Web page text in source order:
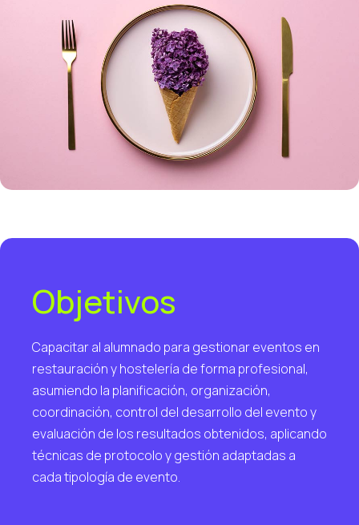
Objetivos
Capacitar al alumnado para gestionar eventos en
restauración y hostelería de forma profesional,
asumiendo la planificación, organización,
coordinación, control del desarrollo del evento y
evaluación de los resultados obtenidos, aplicando
técnicas de protocolo y gestión adaptadas a
cada tipología de evento.